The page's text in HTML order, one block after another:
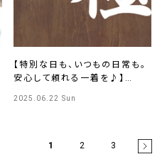
【特別な日も、いつもの日常も。
安心して頼れる一着を♪】
2025.06.22 Sun
1 2 3